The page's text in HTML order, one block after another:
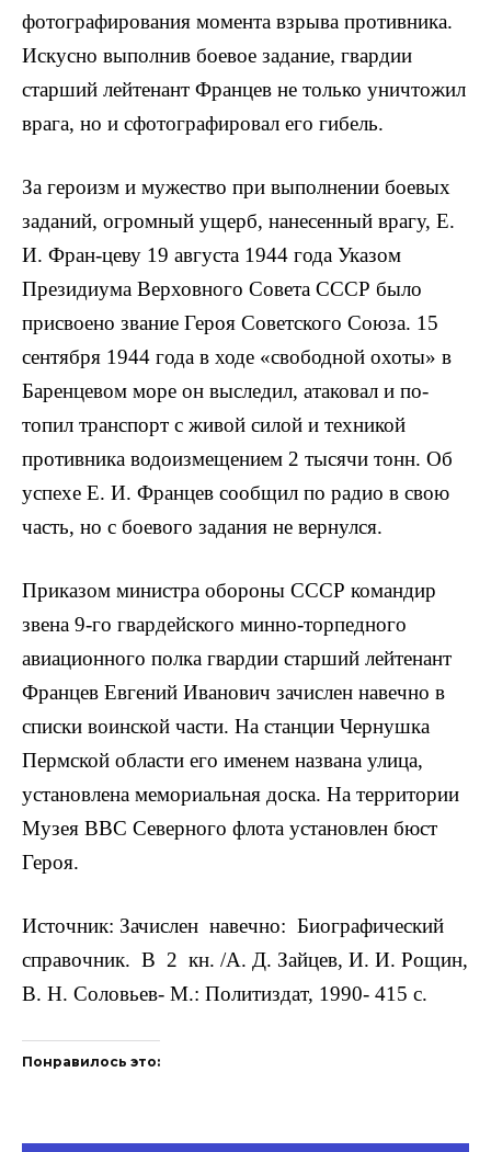
фотографирования момента взрыва противника.
Искусно выполнив боевое задание, гвардии
старший лейтенант Францев не только уничтожил
врага, но и сфотографировал его гибель.
За героизм и мужество при выполнении боевых
заданий, огромный ущерб, нанесенный врагу, Е.
И. Фран-цеву 19 августа 1944 года Указом
Президиума Верхов­ного Совета СССР было
присвоено звание Героя Советс­кого Союза. 15
сентября 1944 года в ходе «свободной охоты» в
Баренцевом море он выследил, атаковал и по­
топил транспорт с живой силой и техникой
противника водоизмещением 2 тысячи тонн. Об
успехе Е. И. Францев сообщил по радио в свою
часть, но с боевого задания не вернулся.
Приказом министра обороны СССР командир
звена 9-го гвардейского минно-торпедного
авиационного полка гвардии старший лейтенант
Францев Евгений Иванович зачислен навечно в
списки воинской части. На станции Чернушка
Пермской области его именем названа улица,
установлена мемориальная доска. На территории
Музея ВВС Северного флота установлен бюст
Героя.
Источник: Зачислен навечно: Биографический
справочник. В 2 кн. /А. Д. Зайцев, И. И. Рощин,
В. Н. Соловьев- М.: Политиздат, 1990- 415 с.
Понравилось это: